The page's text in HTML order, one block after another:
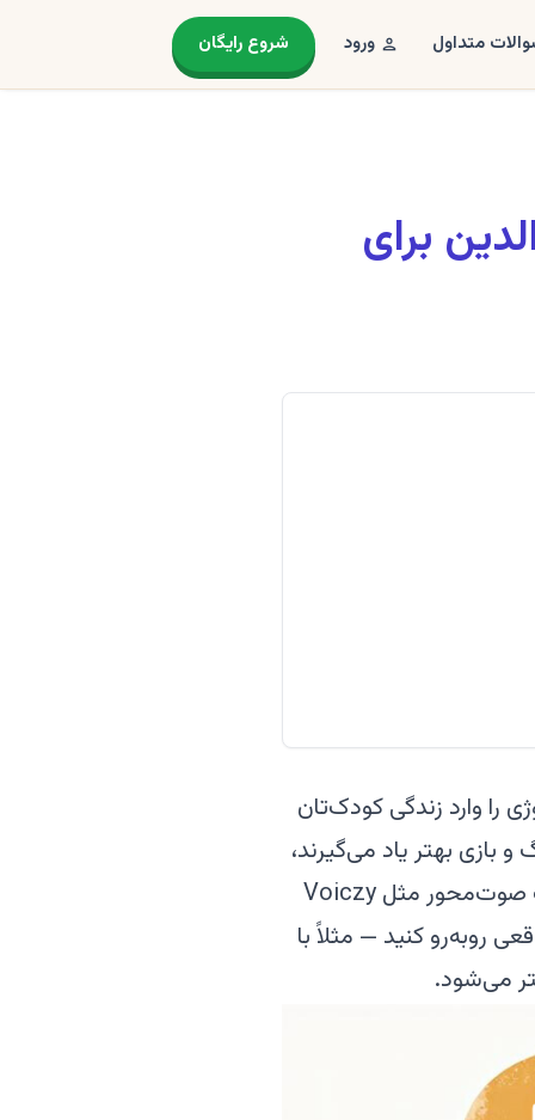
متداول ورود شروع رایگان
برای
که هر روز ۱۰ تا ۲۰ دقیقه نروژی را وارد زندگی کودک‌تان
بازی بهتر یاد می‌گیرند،
پیش‌دبستانی‌ها با داستان و نام‌بردن، و بچه‌های دبستانی با گفت‌وگو و خواندن. یک اپ صوت‌محور مثل Voiczy
روبه‌رو کنید — مثلاً با
می‌شود.